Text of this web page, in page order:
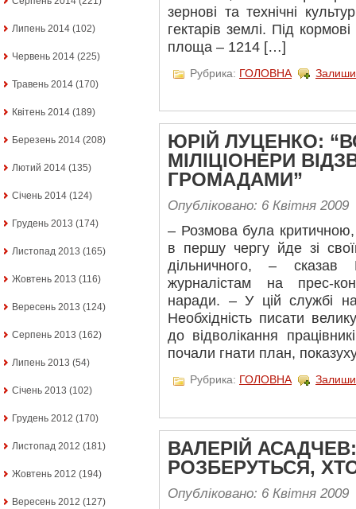
Липень 2014 (102)
Червень 2014 (225)
Травень 2014 (170)
Квітень 2014 (189)
Березень 2014 (208)
Лютий 2014 (135)
Січень 2014 (124)
Грудень 2013 (174)
Листопад 2013 (165)
Жовтень 2013 (116)
Вересень 2013 (124)
Серпень 2013 (162)
Липень 2013 (54)
Січень 2013 (102)
Грудень 2012 (170)
Листопад 2012 (181)
Жовтень 2012 (194)
Вересень 2012 (127)
зернові та технічні
гектарів землі. Під
площа – 1214 […]
Рубрика: ГОЛОВНА
ЮРІЙ ЛУЦЕНКО:
МІЛІЦІОНЕРИ
ГРОМАДАМИ”
Опубліковано: 6 Квітня 2009
– Розмова була
в першу чергу йде зі
дільничного, – сказав
журналістам на прес-
наради. – У цій службі
Необхідність писати
до відволікання
почали гнати план,
Рубрика: ГОЛОВНА
ВАЛЕРІЙ АСАДЧЕВ:
РОЗБЕРУТЬСЯ,
Опубліковано: 6 Квітня 2009